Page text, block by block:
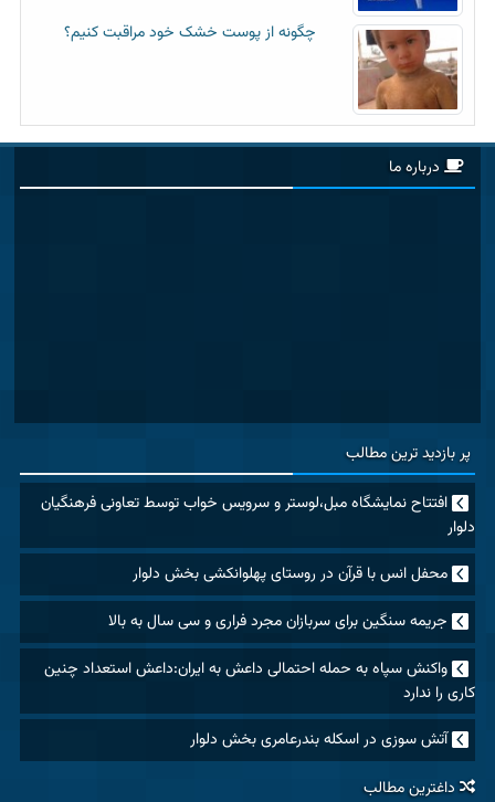
چگونه از پوست خشک خود مراقبت کنیم؟
درباره ما
پر بازدید ترین مطالب
افتتاح نمایشگاه مبل،لوستر و سرویس خواب توسط تعاونی فرهنگیان
دلوار
محفل انس با قرآن در روستای پهلوانکشی بخش دلوار
جریمه سنگین برای سربازان مجرد فراری و سی سال به بالا
واکنش سپاه به حمله احتمالی داعش به ایران:داعش استعداد چنین
کاری را ندارد
آتش سوزی در اسکله بندرعامری بخش دلوار
داغترین مطالب